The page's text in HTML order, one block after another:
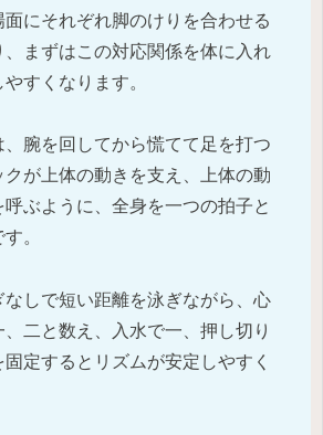
にそれぞれ脚のけりを合わせる
まずはこの対応関係を体に入れ
すくなります。
、腕を回してから慌てて足を打つ
が上体の動きを支え、上体の動
ぶように、全身を一つの拍子と
。
しで短い距離を泳ぎながら、心
二と数え、入水で一、押し切り
定するとリズムが安定しやすく